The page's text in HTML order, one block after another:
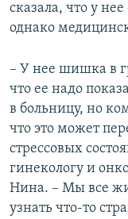
сказала, что у
однако
– У нее шишка в
что ее надо
в больницу, но
что это может
стрессовых
гинекологу и
Нина. – Мы все
узнать что-то